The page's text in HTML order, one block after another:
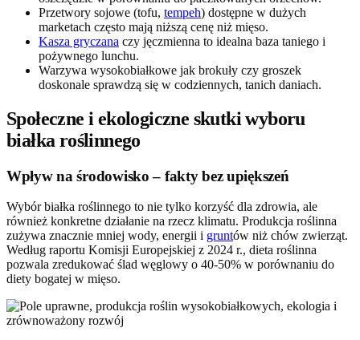
Przetwory sojowe (tofu, tempeh) dostępne w dużych
marketach często mają niższą cenę niż mięso.
Kasza gryczana czy jęczmienna to idealna baza taniego i
pożywnego lunchu.
Warzywa wysokobiałkowe jak brokuły czy groszek
doskonale sprawdzą się w codziennych, tanich daniach.
Społeczne i ekologiczne skutki wyboru
białka roślinnego
Wpływ na środowisko – fakty bez upiększeń
Wybór białka roślinnego to nie tylko korzyść dla zdrowia, ale
również konkretne działanie na rzecz klimatu. Produkcja roślinna
zużywa znacznie mniej wody, energii i gruntów niż chów zwierząt.
Według raportu Komisji Europejskiej z 2024 r., dieta roślinna
pozwala zredukować ślad węglowy o 40-50% w porównaniu do
diety bogatej w mięso.